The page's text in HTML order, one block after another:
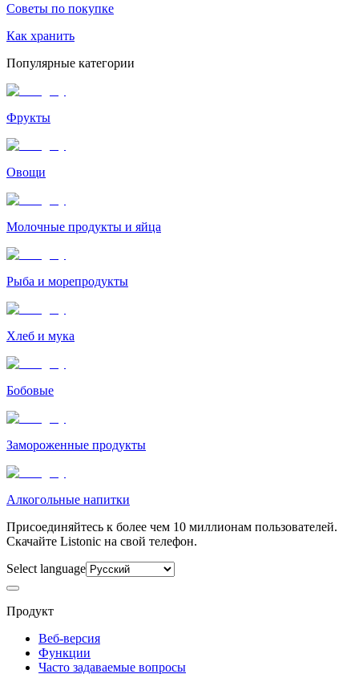
Советы по покупке
Как хранить
Популярные категории
Фрукты
Овощи
Молочные продукты и яйца
Рыба и морепродукты
Хлеб и мука
Бобовые
Замороженные продукты
Алкогольные напитки
Присоединяйтесь к более чем 10 миллионам пользователей.
Скачайте Listonic на свой телефон.
Select language
Продукт
Веб-версия
Функции
Часто задаваемые вопросы